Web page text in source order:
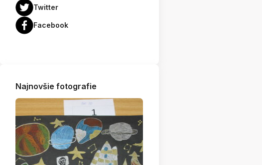
Twitter
Facebook
Najnovšie fotografie